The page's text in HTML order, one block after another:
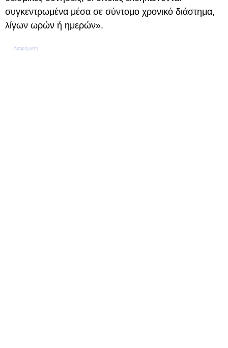
συγκεντρωμένα μέσα σε σύντομο χρονικό διάστημα,
λίγων ωρών ή ημερών».